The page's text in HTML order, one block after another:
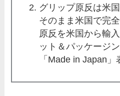
グリップ原反は米
そのまま米国で完
原反を米国から輸
ット＆パッケージ
「Made in Japan」